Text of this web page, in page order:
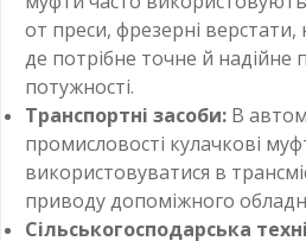
от преси, фрезерні
де потрібне точне й надійне
потужності.
Транспортні засоби: В
промисловості кулачкові
використовуватися в
приводу допоміжного
Сільськогосподарська